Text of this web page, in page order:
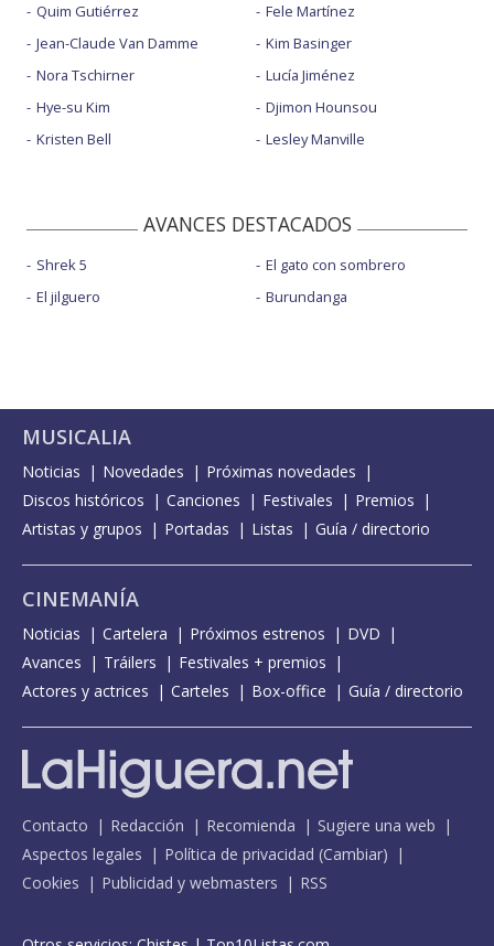
Quim Gutiérrez
Jean-Claude Van Damme
Nora Tschirner
Hye-su Kim
Kristen Bell
Fele Martínez
Kim Basinger
Lucía Jiménez
Djimon Hounsou
Lesley Manville
AVANCES DESTACADOS
Shrek 5
El jilguero
El gato con sombrero
Burundanga
MUSICALIA
Noticias Novedades
Próximas novedades
Discos históricos
Canciones Festivales
Premios
Artistas y grupos
Portadas Listas Guía / directorio
CINEMANÍA
Noticias Cartelera Próximos estrenos
DVD
Avances
Tráilers
Festivales + premios
Actores y actrices
Carteles Box-office Guía / directorio
Contacto Redacción Recomienda
Sugiere una web
Aspectos legales
Política de privacidad (Cambiar)
Cookies
Publicidad y webmasters RSS